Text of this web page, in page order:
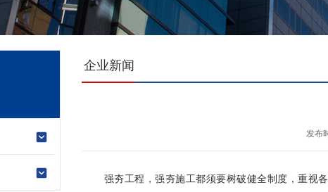
企业新闻
发布
强夯工程，强夯施工都须要树破健全制度，重视各